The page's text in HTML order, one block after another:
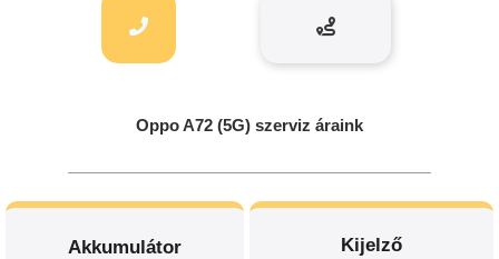
Oppo A72 (5G) szerviz áraink
Akkumulátor Kijelző